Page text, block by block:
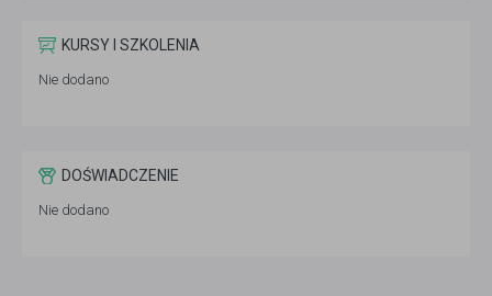
KURSY I SZKOLENIA
Nie dodano
DOŚWIADCZENIE
Nie dodano